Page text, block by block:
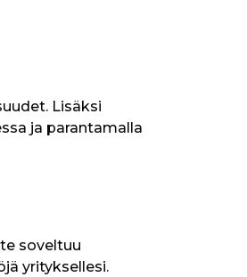
Lisäksi
ja parantamalla
soveltuu
yrityksellesi.